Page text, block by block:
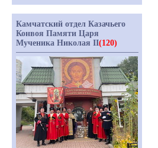
Камчатский отдел Казачьего
Конвоя Памяти Царя
Мученика Николая II(120)